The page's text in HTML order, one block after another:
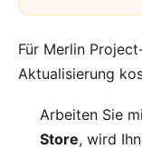
Für Merlin Project
Aktualisierung
Arbeiten Sie
Store, wird